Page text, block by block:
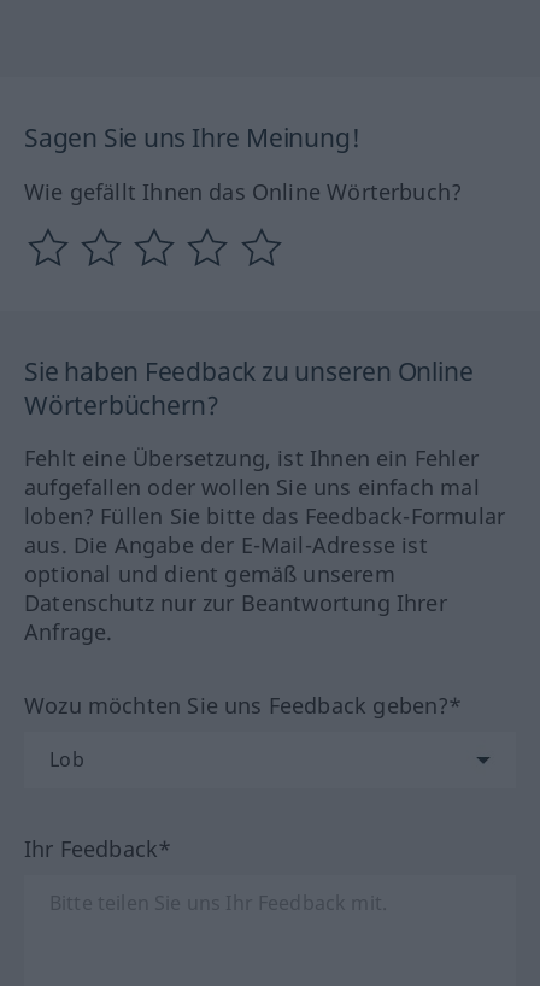
Sagen Sie uns Ihre Meinung!
Wie gefällt Ihnen das Online Wörterbuch?
Sie haben Feedback zu unseren Online
Wörterbüchern?
Fehlt eine Übersetzung, ist Ihnen ein Fehler
aufgefallen oder wollen Sie uns einfach mal
loben? Füllen Sie bitte das Feedback-Formular
aus. Die Angabe der E-Mail-Adresse ist
optional und dient gemäß unserem
Datenschutz nur zur Beantwortung Ihrer
Anfrage.
Wozu möchten Sie uns Feedback geben?*
Ihr Feedback*